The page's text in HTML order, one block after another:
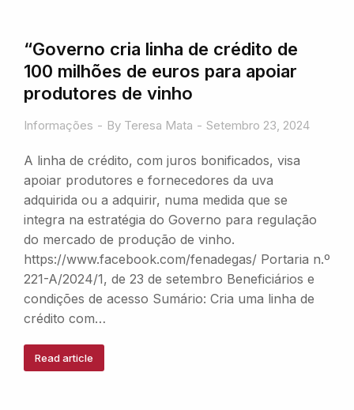
“Governo cria linha de crédito de
100 milhões de euros para apoiar
produtores de vinho
Informações By Teresa Mata Setembro 23, 2024
A linha de crédito, com juros bonificados, visa
apoiar produtores e fornecedores da uva
adquirida ou a adquirir, numa medida que se
integra na estratégia do Governo para regulação
do mercado de produção de vinho.
https://www.facebook.com/fenadegas/ Portaria n.º
221-A/2024/1, de 23 de setembro Beneficiários e
condições de acesso Sumário: Cria uma linha de
crédito com…
Read article